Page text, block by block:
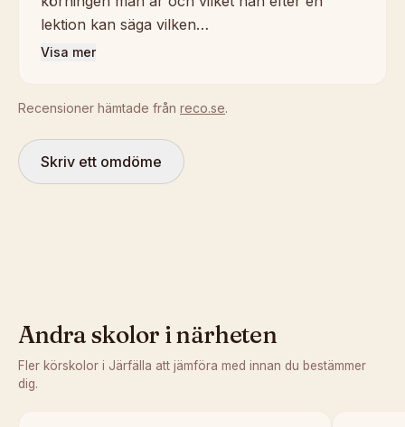
lektion kan säga vilken…
Visa mer
Recensioner hämtade från reco.se.
Skriv ett omdöme
Andra skolor i närheten
Fler körskolor i Järfälla att jämföra med innan du bestämmer
dig.